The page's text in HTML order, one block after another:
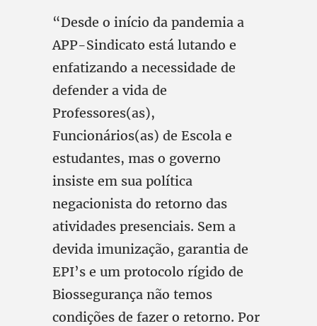
“Desde o início da pandemia a
APP-Sindicato está lutando e
enfatizando a necessidade de
defender a vida de
Professores(as),
Funcionários(as) de Escola e
estudantes, mas o governo
insiste em sua política
negacionista do retorno das
atividades presenciais. Sem a
devida imunização, garantia de
EPI’s e um protocolo rígido de
Biossegurança não temos
condições de fazer o retorno. Por